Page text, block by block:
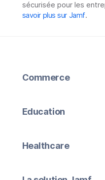
sécurisée pour les
savoir plus sur Jamf.
Commerce
Education
Healthcare